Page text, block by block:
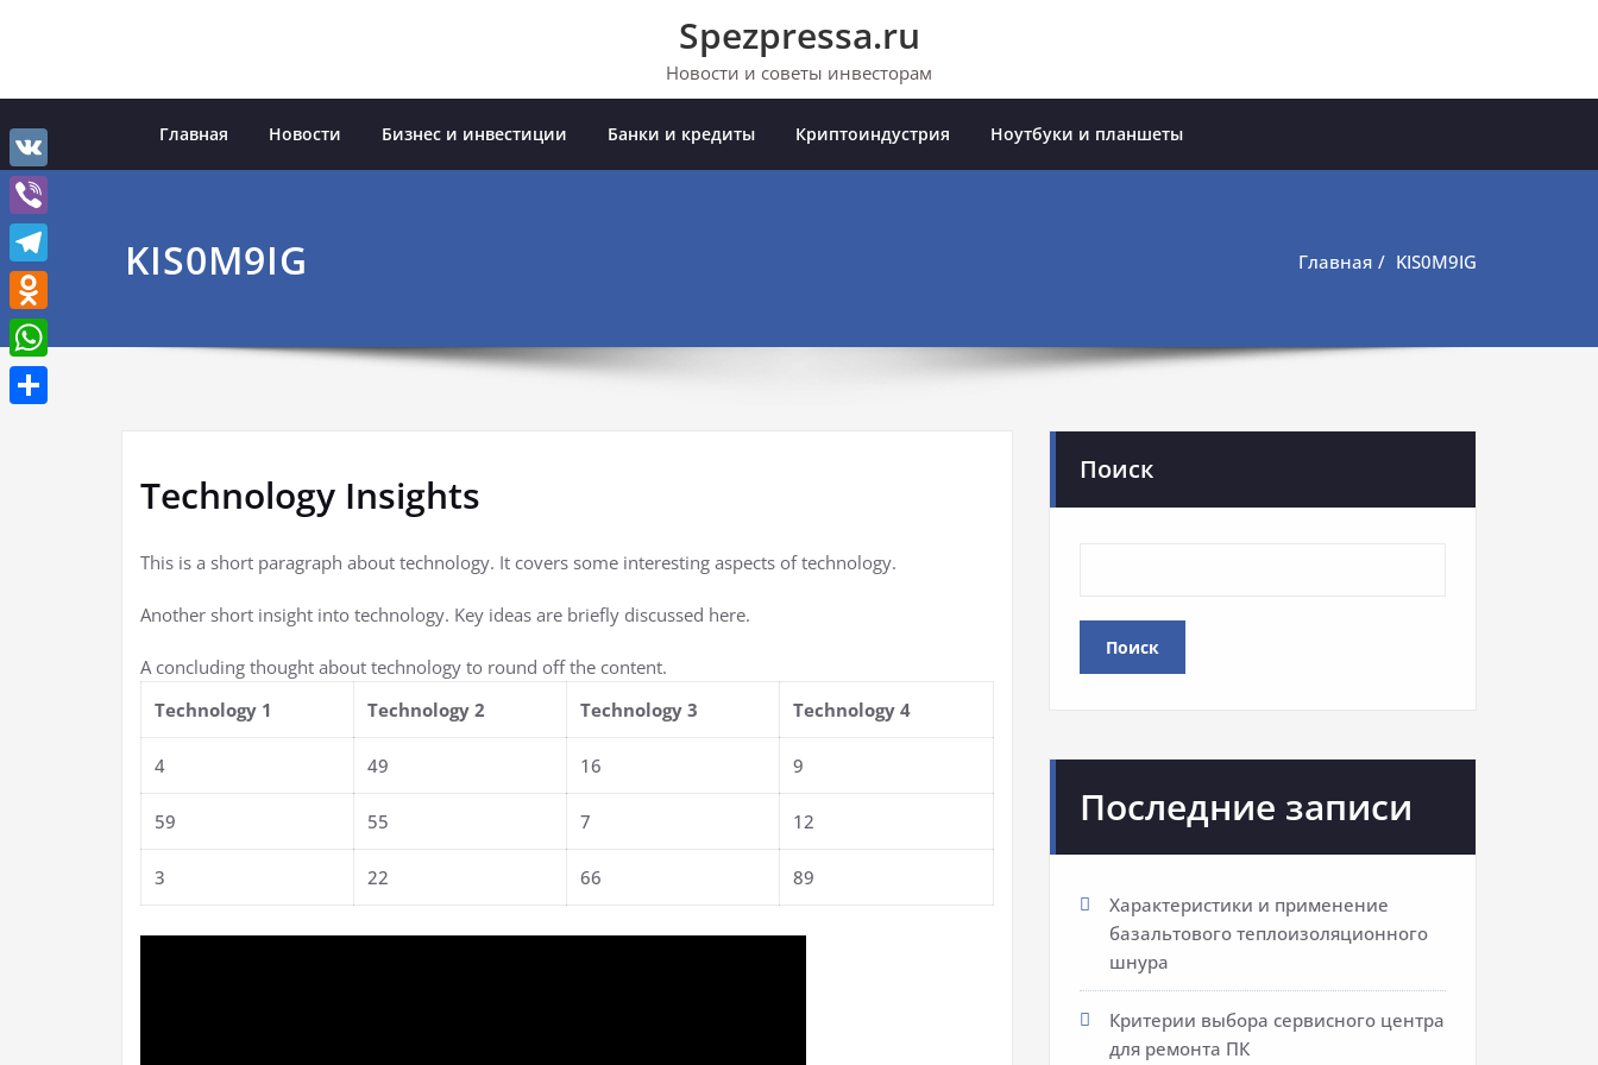
Spezpressa.ru
Новости и советы инвесторам
Главная Новости Бизнес и инвестиции Банки и кредиты Криптоиндустрия Ноутбуки и планшеты
KIS0M9IG Главная KIS0M9IG
Technology Insights
This is a short paragraph about technology. It covers some interesting aspects of technology.
Another short insight into technology. Key ideas are briefly discussed here.
A concluding thought about technology to round off the content.
Technology 1
Technology 2 Technology 3 Technology 4
4 49 16 9
59 55 7 12
3 22 66 89
Поиск
Поиск
Последние записи
Характеристики и применение
базальтового теплоизоляционного
шнура
Критерии выбора сервисного центра
для ремонта ПК
VK
Viber
Telegram
Odnoklassniki
WhatsApp